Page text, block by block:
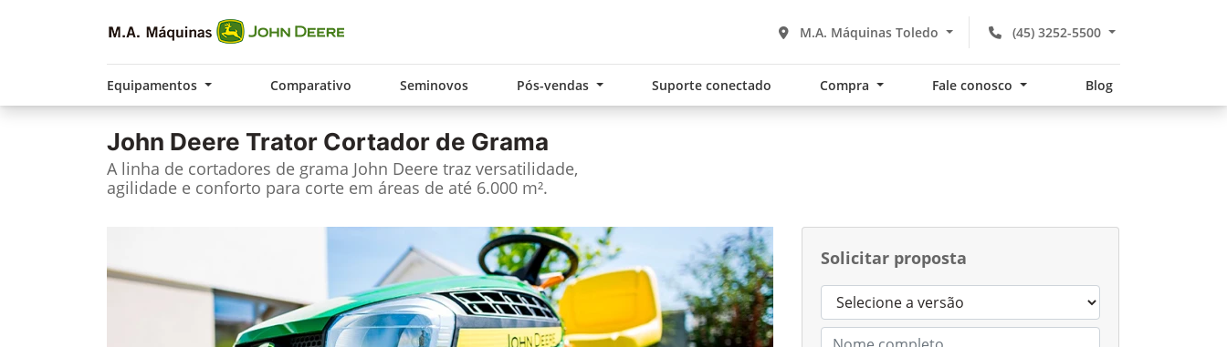
(45) 3252-5500
M.A. Máquinas Toledo
Equipamentos Comparativo Seminovos Pós-vendas Suporte conectado Compra Fale conosco Blog
John Deere Trator Cortador de Grama
A linha de cortadores de grama John Deere traz versatilidade,
agilidade e conforto para corte em áreas de até 6.000 m².
Solicitar proposta